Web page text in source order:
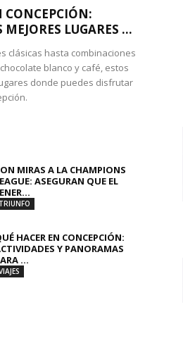
CONCEPCIÓN:
MEJORES LUGARES ...
clásicas hasta combinaciones
blanco y café, estos
donde puedes disfrutar
MIRAS A LA CHAMPIONS
ASEGURAN QUE EL
TRIUNFO
HACER EN CONCEPCIÓN:
Y PANORAMAS
...